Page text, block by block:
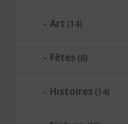
Art (14)
Fêtes (8)
Histoires (14)